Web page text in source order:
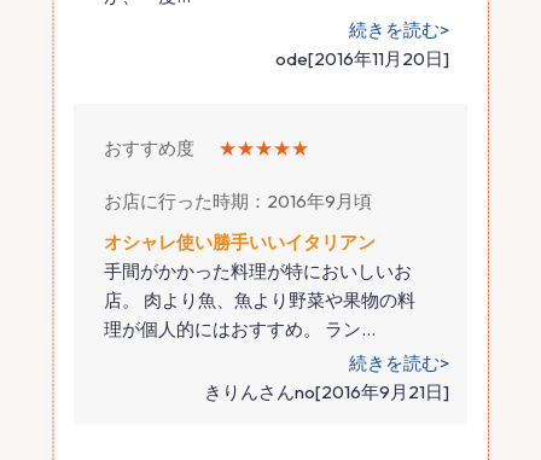
続きを読む>
ode[2016年11月20日]
おすすめ度 ★★★★★
お店に行った時期：2016年9月頃
オシャレ使い勝手いいイタリアン
手間がかかった料理が特においしいお
店。 肉より魚、魚より野菜や果物の料
理が個人的にはおすすめ。 ラン…
続きを読む>
きりんさんno[2016年9月21日]